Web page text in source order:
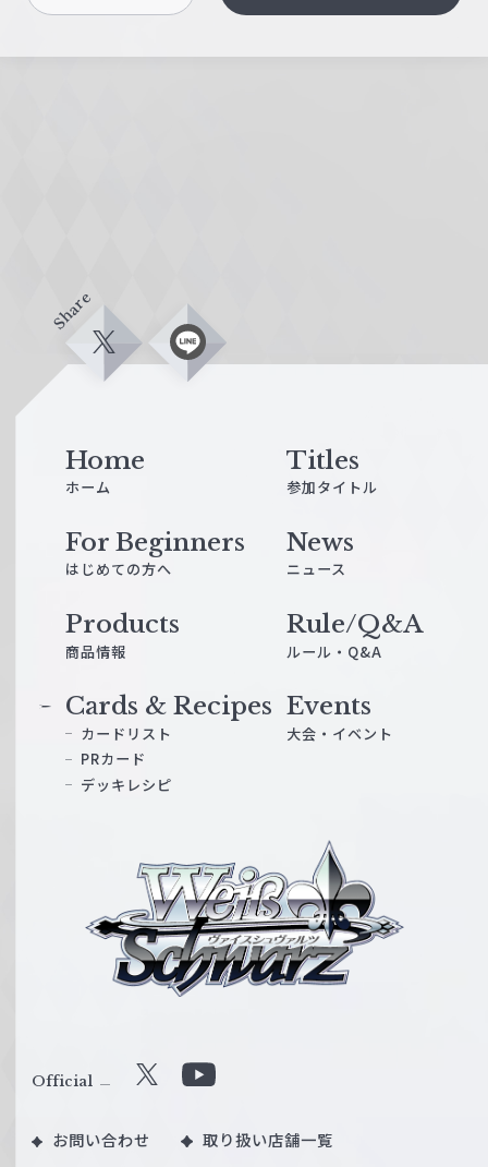
Share
X L
ス
ル
W
Home
ホーム
Titles
参加タイトル
For Beginners
はじめての方へ
News
ニュース
Products
商品情報
Cards & Recipes
カードリスト
PRカード
デッキレシピ
Events
大会・イベント
Rule/Q&A
ルール・Q&A
Official X
u
お問い合わせ 取り扱い店舗一覧